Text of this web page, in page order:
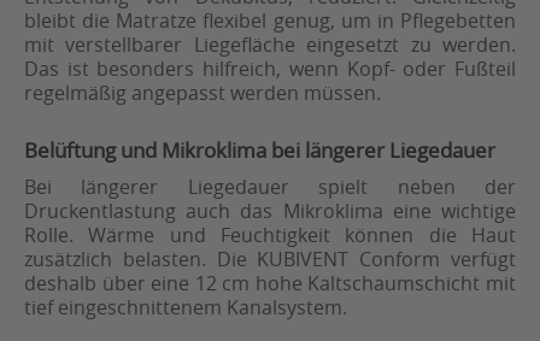
bleibt die Matratze flexibel genug, um in Pflegebetten
mit verstellbarer Liegefläche eingesetzt zu werden.
Das ist besonders hilfreich, wenn Kopf- oder Fußteil
regelmäßig angepasst werden müssen.
Belüftung und Mikroklima bei längerer Liegedauer
Bei längerer Liegedauer spielt neben der
Druckentlastung auch das Mikroklima eine wichtige
Rolle. Wärme und Feuchtigkeit können die Haut
zusätzlich belasten. Die KUBIVENT Conform verfügt
deshalb über eine 12 cm hohe Kaltschaumschicht mit
tief eingeschnittenem Kanalsystem.